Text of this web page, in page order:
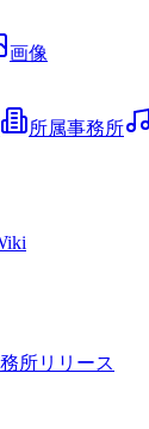
画像
所属事務所
所リリース